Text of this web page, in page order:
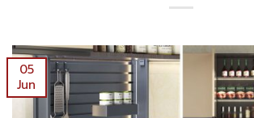
05
Jun